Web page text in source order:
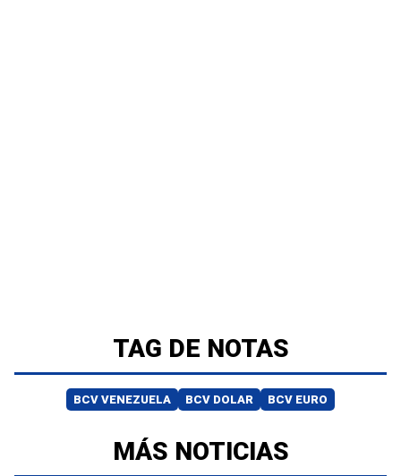
TAG DE NOTAS
BCV VENEZUELA BCV DOLAR BCV EURO
MÁS NOTICIAS